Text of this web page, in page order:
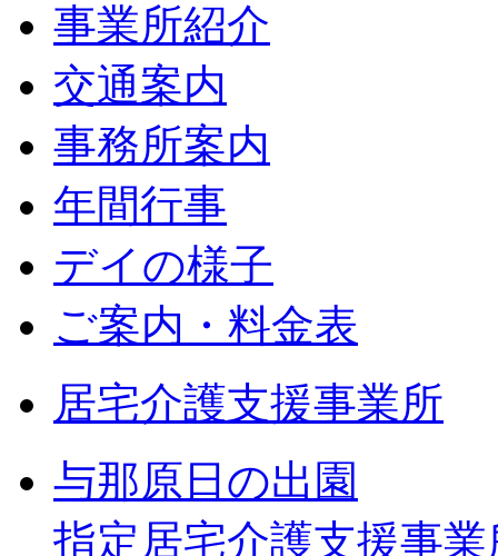
事業所紹介
交通案内
事務所案内
年間行事
デイの様子
ご案内・料金表
居宅介護支援事業所
与那原日の出園
指定居宅介護支援事業